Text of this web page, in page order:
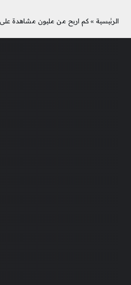
الرئيسية » كم اربح من مليون مشاهدة